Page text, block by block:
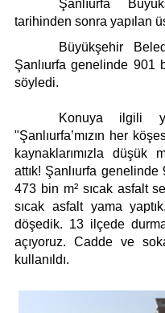
İletişim
Şanlıurfa
tarihinden sonra yapılan
Büyükşehir
Şanlıurfa genelinde 901
söyledi.
Konuya ilgili
"Şanlıurfa’mızın her
kaynaklarımızla düşük
attık! Şanlıurfa genelinde
473 bin m² sıcak asfalt
sıcak asfalt yama
döşedik. 13 ilçede
açıyoruz. Cadde ve
kullanıldı.